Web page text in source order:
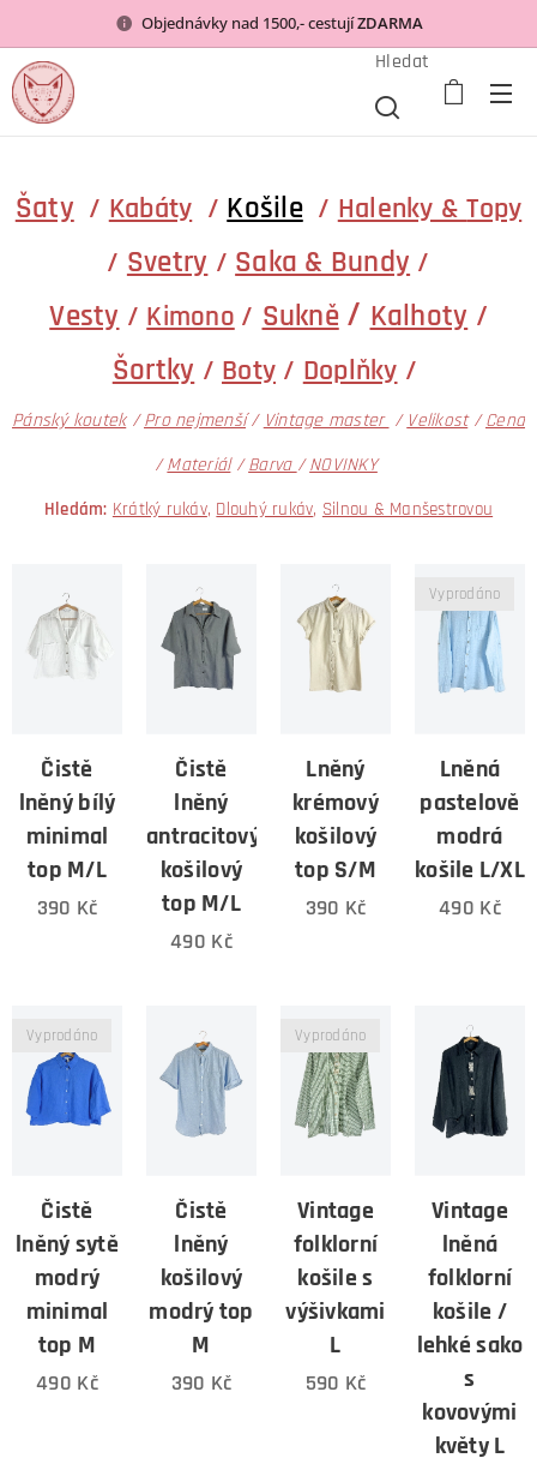
Objednávky nad 1500,- cestujíZDARMA
Hledat
Šaty / Kabáty / Košile/ Halenky &Topy
/ Svetry / Saka & Bundy /
Vesty / Kimono / Sukně / Kalhoty /
Šortky / Boty / Doplňky /
Pánský koutek/Pro nejmenší/ Vintage master / Velikost/Cena
/Materiál/Barva /NOVINKY
Hledám: Krátký rukáv, Dlouhý rukáv, Silnou & Manšestrovou
Čistě
lněný bílý
minimal
top M/L
390 Kč
Čistě
lněný
antracitový
košilový
top M/L
490 Kč
Lněný
krémový
košilový
top S/M
390 Kč
Lněná
pastelově
modrá
košile L/XL
Vyprodáno
490 Kč
Čistě
lněný sytě
modrý
minimal
top M
Vyprodáno
490 Kč
Čistě
lněný
košilový
modrý top
M
390 Kč
Vintage
folklorní
košile s
výšivkami
L
Vyprodáno
590 Kč
Vintage
lněná
folklorní
košile /
lehké sako
s
kovovými
květy L